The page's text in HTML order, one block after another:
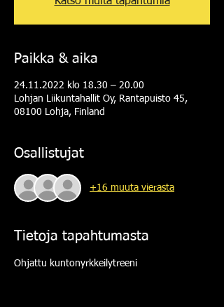
Paikka & aika
24.11.2022 klo 18.30 – 20.00
Lohjan Liikuntahallit Oy, Rantapuisto 45,
08100 Lohja, Finland
Osallistujat
+16 muuta vierasta
Tietoja tapahtumasta
Ohjattu kuntonyrkkeilytreeni